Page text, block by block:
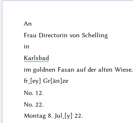
An
Frau Directorin von Schelling
in
Karlsbad
im goldnen Fasan auf der alten Wiese.
fr˖[ey] Gr[än]ze
No. 12.
No. 22.
Montag8. Jul˖[y] 22.